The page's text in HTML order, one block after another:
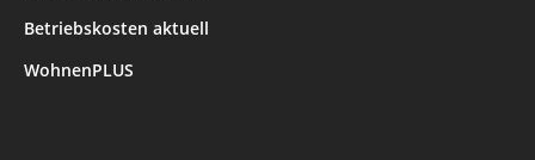
Betriebskosten aktuell
WohnenPLUS